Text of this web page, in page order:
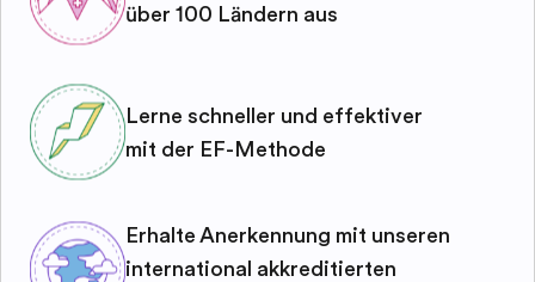
über 100 Ländern aus
Lerne schneller und effektiver
mit der EF-Methode
Erhalte Anerkennung mit unseren
international akkreditierten